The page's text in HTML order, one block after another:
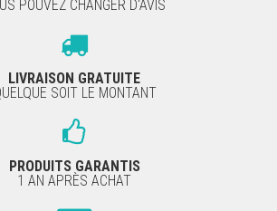
POUVEZ CHANGER D'AVIS
LIVRAISON GRATUITE
SOIT LE MONTANT
PRODUITS GARANTIS
1 AN APRÈS ACHAT